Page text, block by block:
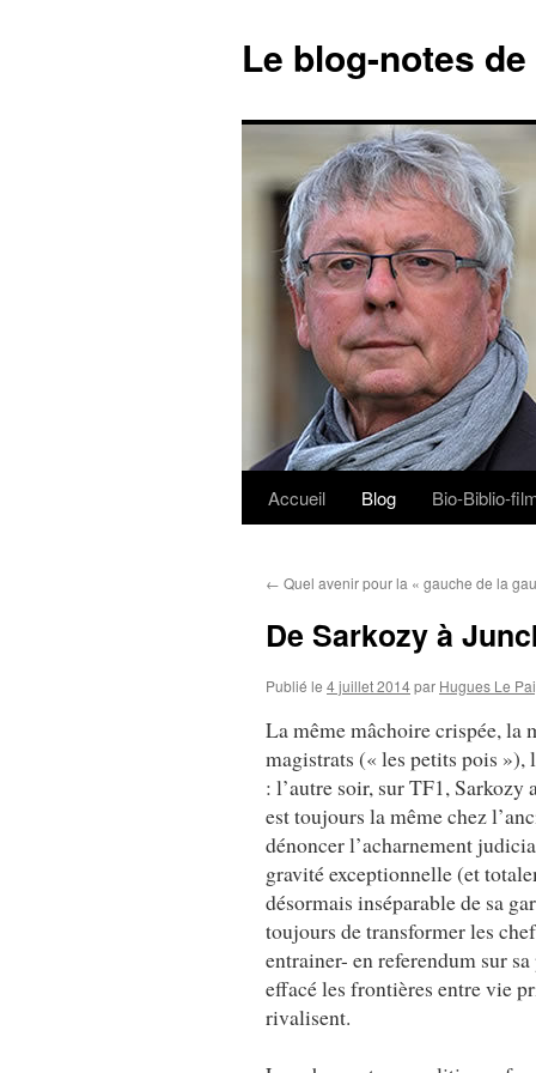
Le blog-notes
Aller
contenu
Accueil Blog Bio-Biblio-
← Quel avenir pour la « gauche de la
De Sarkozy à
Publié le 4 juillet 2014par Hugues Le
La même mâchoire crispée, la
magistrats (« les petits pois »),
: l’autre soir, sur TF1,
est toujours la même chez
dénoncer l’acharnement
gravité exceptionnelle (et
désormais inséparable de sa
toujours de transformer les
entrainer- en referendum sur
effacé les frontières entre vie
rivalisent.